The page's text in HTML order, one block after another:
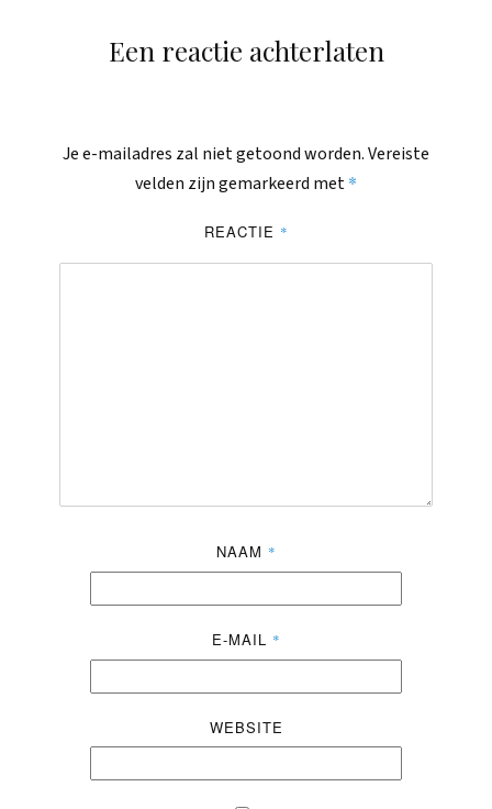
Een reactie achterlaten
Je e-mailadres zal niet getoond worden.Vereiste
velden zijn gemarkeerd met*
REACTIE *
NAAM *
E-MAIL *
WEBSITE